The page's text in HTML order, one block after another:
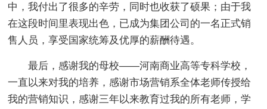
中，我付出了很多的辛劳，同时也收获了硕果；由于我
在这段时间里表现出色，已成为集团公司的一名正式销
售人员，享受国家统筹及优厚的薪酬待遇。
最后，感谢我的母校——河南商业高等专科学校，
一直以来对我的培养，感谢市场营销系全体老师传授给
我的营销知识，感谢三年以来教育过我的所有老师，学